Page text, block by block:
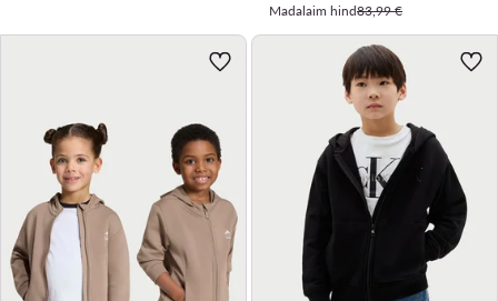
Madalaim hind83,99 €